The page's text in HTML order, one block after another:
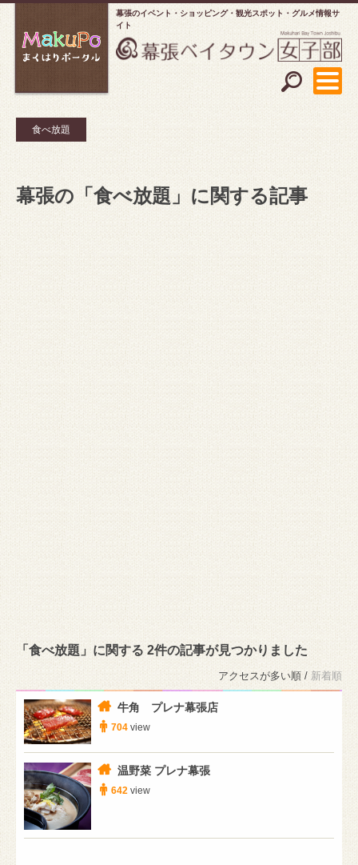
幕張のイベント・ショッピング
観光スポット・グルメ情報サ
イト
食べ放題
幕張の「食べ放題」に関する記事
「食べ放題」に関する 2件の記事が見つかりました
アクセスが多い順 / 新着順
牛角 プレナ幕張店
704 view
温野菜 プレナ幕張
642 view